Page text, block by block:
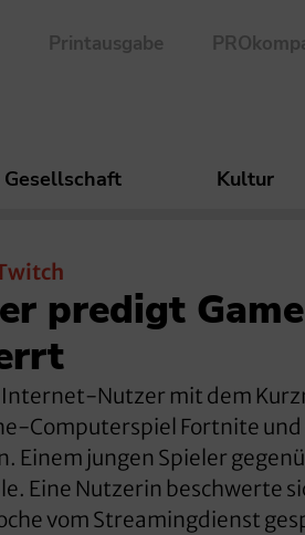
Printausgabe
Gesellschaft Kultur
predigt
Nutzer mit dem
Computerspiel Fortnite
Einem jungen Spieler
Eine Nutzerin beschwerte
vom Streamingdienst